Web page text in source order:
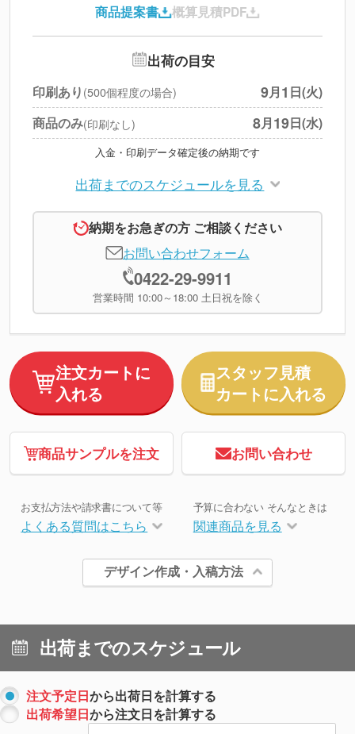
北海道・沖縄・離島 別途
円
※上記小計は税別です
商品提案書 概算見積PDF
出荷の目安
印刷あり (500個程度の場合) 9月1 日(火)
商品のみ(印刷なし) 8月19日(水)
入金・印刷データ確定後の納期です
出荷までのスケジュールを見る
納期をお急ぎの方 ご相談ください
お問い合わせフォーム
0422-29-9911
営業時間 10:00～18:00 土日祝を除く
注文カートに
入れる
スタッフ見積
カートに入れる
商品サンプルを注文 お問い合わせ
お支払方法や請求書について等
よくある質問はこちら
予算に合わない そんなときは
関連商品を見る
デザイン作成・入稿方法
出荷までのスケジュール
注文予定日から出荷日を計算する
出荷希望日から注文日を計算する